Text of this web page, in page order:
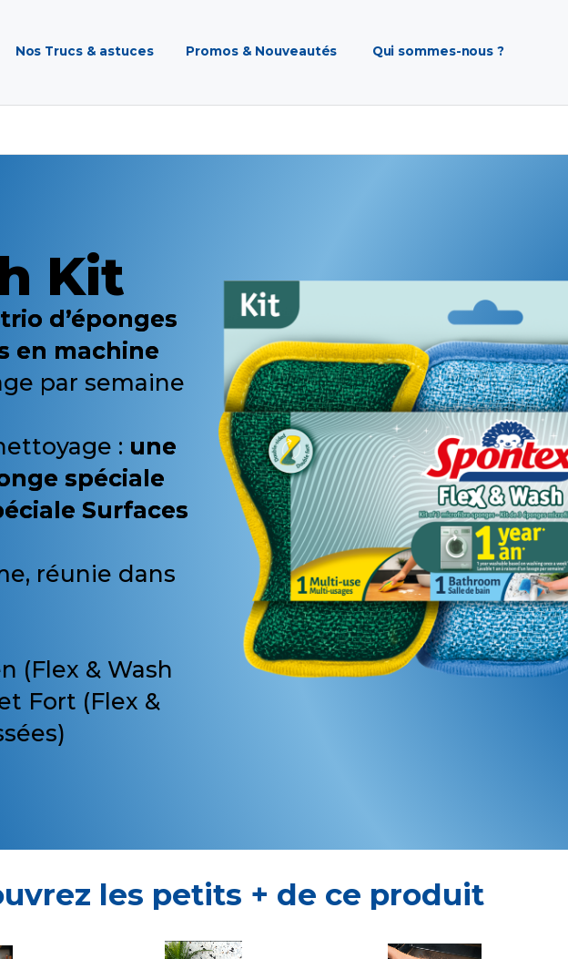
Nos Trucs & astuces Promos & Nouveautés Qui sommes-nous ?
Kit
trio d’éponges
en machine
par semaine
: une
spéciale
Surfaces
réunie dans
(Flex & Wash
Fort (Flex &
les petits + de ce produit